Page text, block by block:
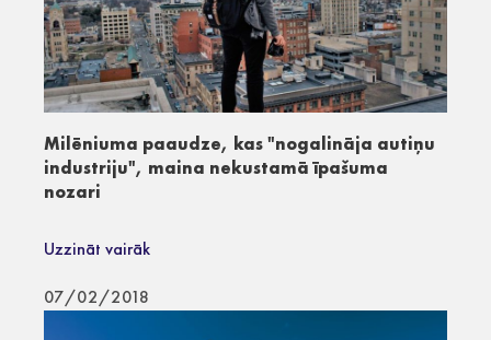
Milēniuma paaudze, kas "nogalināja autiņu
industriju", maina nekustamā īpašuma
nozari
Uzzināt vairāk
07/02/2018